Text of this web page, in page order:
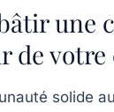
une
de
solide